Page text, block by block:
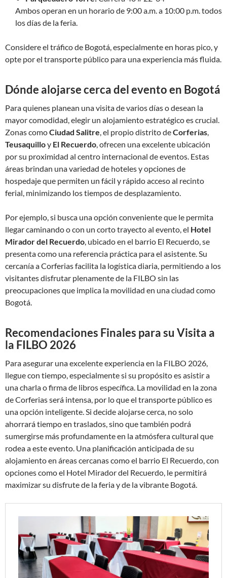
Ambos operan en un horario de 9:00 a.m. a 10:00 p.m. todos
los días de la feria.
Considere el tráfico de Bogotá, especialmente en horas pico, y
opte por el transporte público para una experiencia más fluida.
Dónde alojarse cerca del evento en Bogotá
Para quienes planean una visita de varios días o desean la
mayor comodidad, elegir un alojamiento estratégico es crucial.
Zonas comoCiudad Salitre, el propio distrito deCorferias,
Teusaquilloy El Recuerdo, ofrecen una excelente ubicación
por su proximidad al centro internacional de eventos. Estas
áreas brindan una variedad de hoteles y opciones de
hospedaje que permiten un fácil y rápido acceso al recinto
ferial, minimizando los tiempos de desplazamiento.
Por ejemplo, si busca una opción conveniente que le permita
llegar caminando o con un corto trayecto al evento, el Hotel
Mirador del Recuerdo, ubicado en el barrio El Recuerdo, se
presenta como una referencia práctica para el asistente. Su
cercanía a Corferias facilita la logística diaria, permitiendo a los
visitantes disfrutar plenamente de la FILBO sin las
preocupaciones que implica la movilidad en una ciudad como
Bogotá.
Recomendaciones Finales para su Visita a
la FILBO 2026
Para asegurar una excelente experiencia en la FILBO 2026,
llegue con tiempo, especialmente si su propósito es asistir a
una charla o firma de libros específica. La movilidad en la zona
de Corferias será intensa, por lo que el transporte público es
una opción inteligente. Si decide alojarse cerca, no solo
ahorrará tiempo en traslados, sino que también podrá
sumergirse más profundamente en la atmósfera cultural que
rodea a este evento. Una planificación anticipada de su
alojamiento en áreas cercanas como el barrio El Recuerdo, con
opciones como el Hotel Mirador del Recuerdo, le permitirá
maximizar su disfrute de la feria y de la vibrante Bogotá.